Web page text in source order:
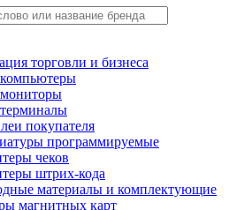
торговли и бизнеса
покупателя
программируемые
чеков
штрих-кода
материалы и комплектующие
магнитных карт